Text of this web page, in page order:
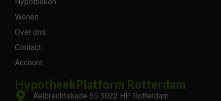
Wonen
Over ons
Contact
Account
HypotheekPlatform Rotterdam
Aelbrechtskade 65 3022 HP Rotterdam